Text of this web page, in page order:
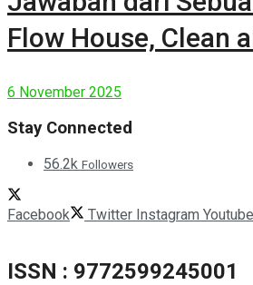
Flow House, Clean
6 November 2025
Stay Connected
56.2k Followers
Facebook Twitter Instagram Youtube
ISSN : 9772599245001